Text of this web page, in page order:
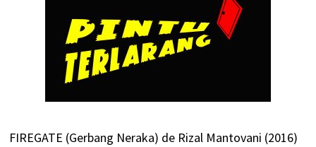
FIREGATE (Gerbang Neraka) de Rizal Mantovani (2016)